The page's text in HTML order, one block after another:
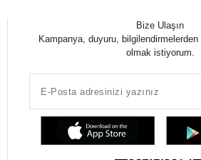
Bize Ulaşın
Kampanya, duyuru,
olmak istiyorum.